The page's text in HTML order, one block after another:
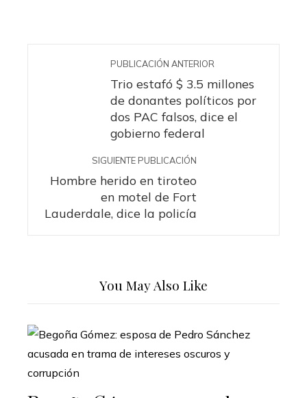
PUBLICACIÓN ANTERIOR
Trio estafó $ 3.5 millones
de donantes políticos por
dos PAC falsos, dice el
gobierno federal
SIGUIENTE PUBLICACIÓN
Hombre herido en tiroteo
en motel de Fort
Lauderdale, dice la policía
You May Also Like